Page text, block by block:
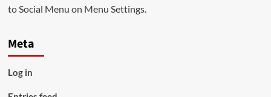
to Social Menu on Menu Settings.
Meta
Log in